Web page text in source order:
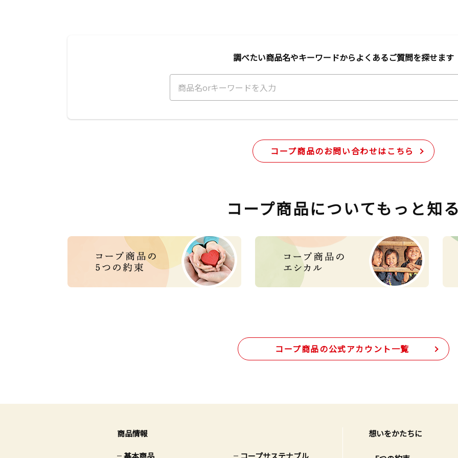
調べたい商品名やキーワードからよくあるご質問を探せます
コープ商品のお問い合わせはこちら
コープ商品についてもっと知
コープ商品の公式アカウント一覧
商品情報 想いをかたちに